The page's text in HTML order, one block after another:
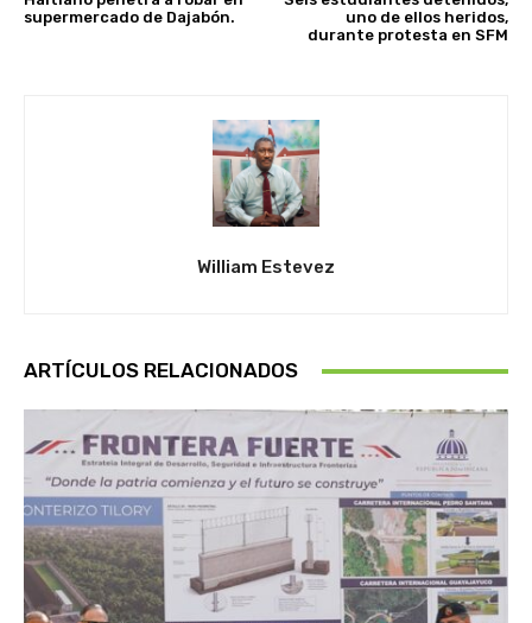
supermercado de Dajabón.
uno de ellos heridos,
durante protesta en SFM
William Estevez
ARTÍCULOS RELACIONADOS